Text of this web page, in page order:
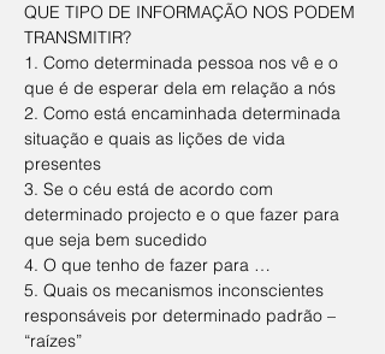
QUE TIPO DE INFORMAÇÃO NOS PODEM
TRANSMITIR?
1. Como determinada pessoa nos vê e o
que é de esperar dela em relação a nós
2. Como está encaminhada determinada
situação e quais as lições de vida
presentes
3. Se o céu está de acordo com
determinado projecto e o que fazer para
que seja bem sucedido
4. O que tenho de fazer para …
5. Quais os mecanismos inconscientes
responsáveis por determinado padrão –
“raízes”